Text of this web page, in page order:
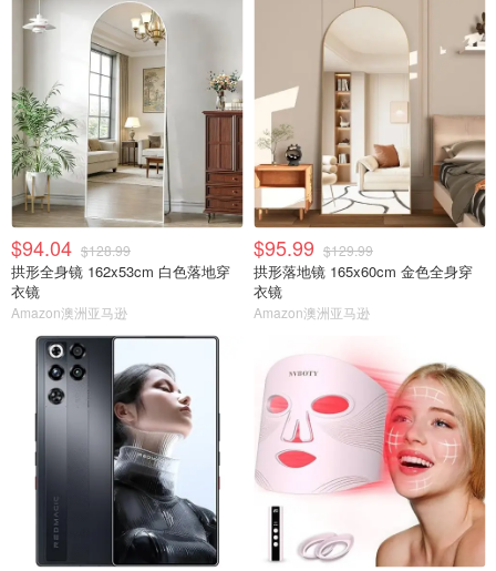
$94.04 $128.99
拱形全身镜 162x53cm 白色落地穿
衣镜
Amazon澳洲亚马逊
$95.99 $129.99
拱形落地镜 165x60cm 金色全身穿
衣镜
Amazon澳洲亚马逊